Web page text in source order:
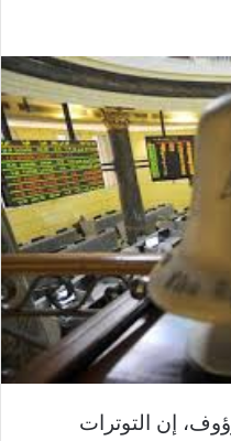
إن التوترات